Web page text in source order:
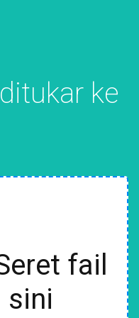
ke
fail
sini